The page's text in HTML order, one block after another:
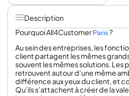
Description
Pourquoi All4CustomerParis?
Au sein des entreprises, les
client partagent les mêmes
souvent les mêmes solutions. Les
retrouvent autour d’une même
différence aux yeux du client, et
Qu’ils s’attachent à créer de la